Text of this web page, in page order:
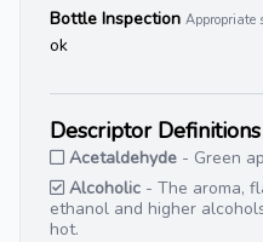
Bottle Inspection Appropriate
ok
Descriptor
Acetaldehyde - Green
Alcoholic - The aroma,
ethanol and higher
hot.